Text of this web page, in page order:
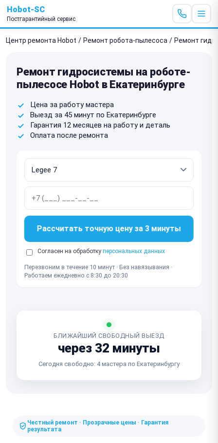
Hobot-SC
Постгарантийный сервис
Центр ремонта Hobot / Ремонт робота-пылесоса / Ремонт
Ремонт гидросистемы на роботе-
пылесосе Hobot в Екатеринбурге
Цена за работу мастера
Выезд за 45 минут по Екатеринбурге
Гарантия 12 месяцев на работу и деталь
Оплата после ремонта
Рассчитать точную цену за 3 минуты
Согласен на обработку персональных данных
Перезвоним в течение 10 минут · Без навязывания ·
Работаем ежедневно с 8:30 до 20:30
БЛИЖАЙШИЙ СВОБОДНЫЙ ВЫЕЗД
через 32 минуты
Сегодня свободно: 4 мастера по Екатеринбургу
Честный ремонт · Прозрачные цены · Гарантия
результата